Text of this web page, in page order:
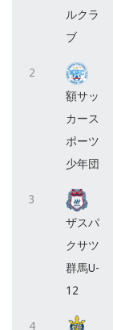
ルクラ
ブ
2
額サッ
カース
ポーツ
少年団
3
ザスパ
クサツ
群馬U-
12
4